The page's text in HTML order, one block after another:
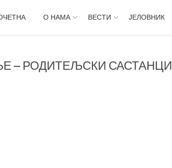
О НАМА ВЕСТИ ЈЕЛОВНИК
– РОДИТЕЉСКИ САСТАНЦИ